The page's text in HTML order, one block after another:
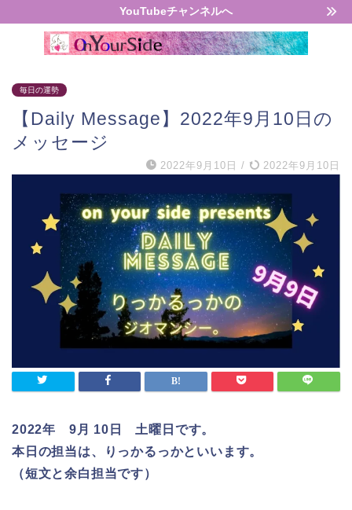
YouTubeチャンネルへ
毎日の運勢
【Daily Message】2022年9月10日の
メッセージ
2022年9月10日 / 2022年9月10日
2022年 9月 10日 土曜日です。
本日の担当は、りっかるっかといいます。
（短文と余白担当です）